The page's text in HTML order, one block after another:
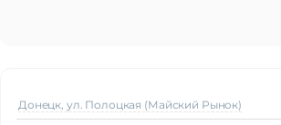
Донецк, ул. Полоцкая (Майский Рынок)